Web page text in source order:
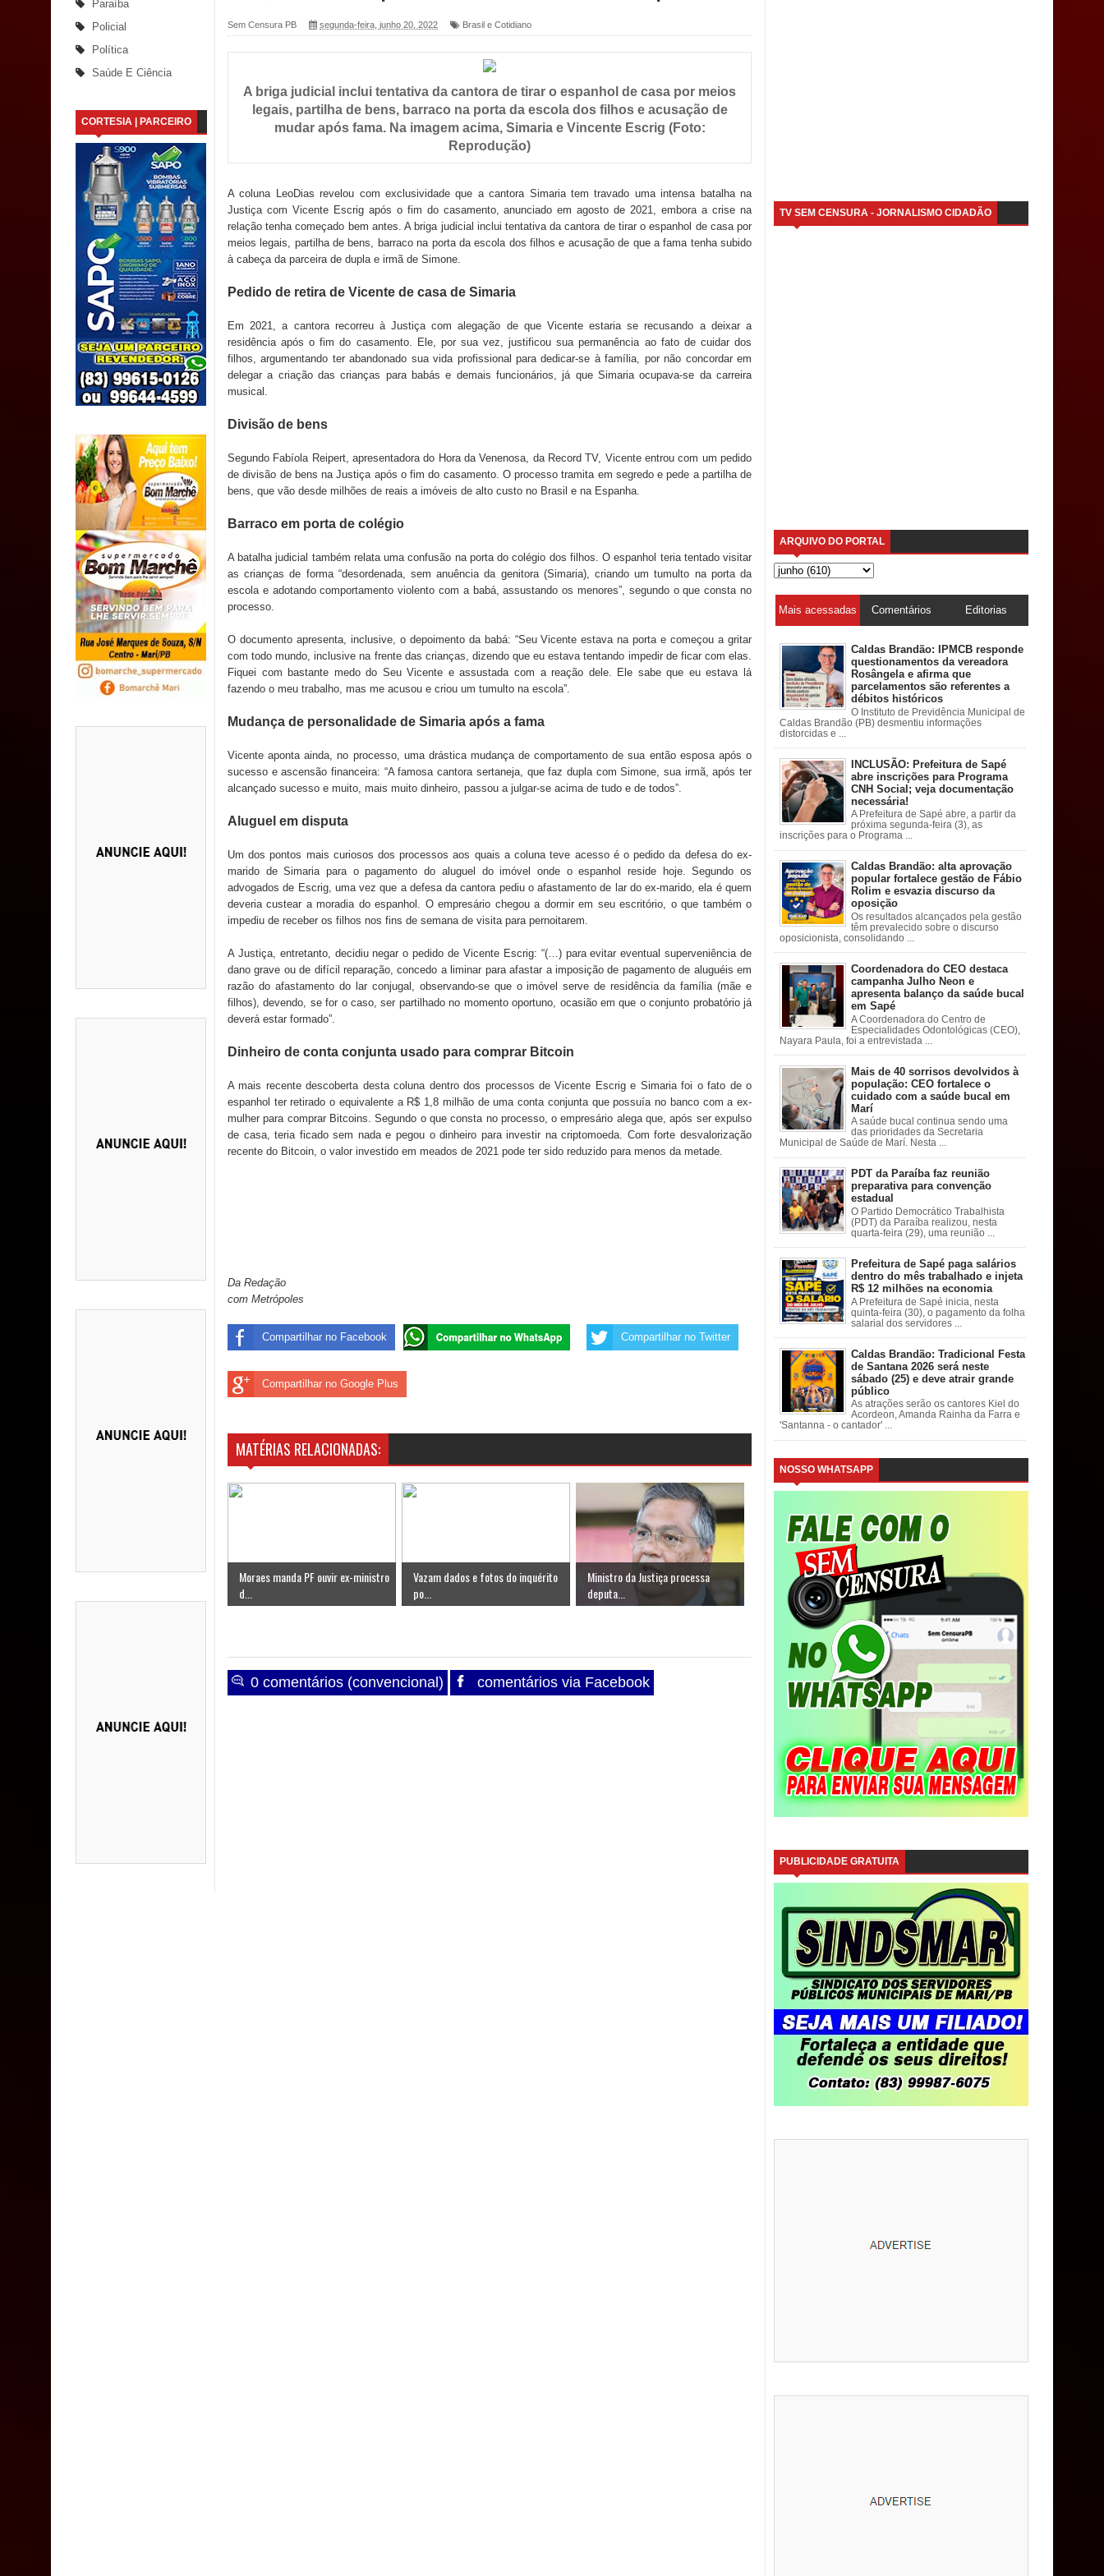
Saúde Bucal: Mais de 470 próteses dentárias já foram entregues pela Prefeitura de Sapé em 2026
Caldas Brandão: Tradicional Festa de Santana 2026 será neste sábado (25) e deve atrair grande público
Nota de pesar: Câmara de Marí lamenta a morte da ex-vereadora Neta do Sindicato
Prefeito Major Sidnei busca em Brasília recursos para nova Casa de Acolhida e CRAS de Sapé
Denise Ribeiro toma posse no Diretório Nacional do PDT durante Convenção em Brasília
Dois Gigantes da Poesia Paraibana inspiram a IV FEIRA LITERÁRIA DO BREJO em Guarabira
Vereador Davyd Matias reúne cerca de 200 lideranças em apoio à pré-candidatura de Denise Ribeiro à
Assembleia Legislativa
Mari marca presença no maior evento de saúde pública do planeta com foco na qualificação dos serviços do
SUS
MULUNGU: Servidora revela Perseguição na Gestão de Daniella Ribeiro e prática repudiável revolta
população
Caldas Brandão: IPMCB responde questionamentos da vereadora Rosângela e afirma que parcelamentos
são referentes a débitos históricos
INCLUSÃO: Prefeitura de Sapé abre inscrições para Programa CNH Social; veja documentação necessária!
Paraíba
Policial
Política
Saúde E Ciência
CORTESIA | PARCEIRO
Sem Censura PB segunda-feira, junho 20, 2022 Brasil e Cotidiano
A briga judicial inclui tentativa da cantora de tirar o espanhol de casa por meios
legais, partilha de bens, barraco na porta da escola dos filhos e acusação de
mudar após fama. Na imagem acima, Simaria e Vincente Escrig (Foto:
Reprodução)
A coluna LeoDias revelou com exclusividade que a cantora Simaria tem travado uma intensa batalha na
Justiça com Vicente Escrig após o fim do casamento, anunciado em agosto de 2021, embora a crise na
relação tenha começado bem antes. A briga judicial inclui tentativa da cantora de tirar o espanhol de casa por
meios legais, partilha de bens, barraco na porta da escola dos filhos e acusação de que a fama tenha subido
à cabeça da parceira de dupla e irmã de Simone.
Pedido de retira de Vicente de casa de Simaria
Em 2021, a cantora recorreu à Justiça com alegação de que Vicente estaria se recusando a deixar a
residência após o fim do casamento. Ele, por sua vez, justificou sua permanência ao fato de cuidar dos
filhos, argumentando ter abandonado sua vida profissional para dedicar-se à família, por não concordar em
delegar a criação das crianças para babás e demais funcionários, já que Simaria ocupava-se da carreira
musical.
Divisão de bens
Segundo Fabíola Reipert, apresentadora do Hora da Venenosa, da Record TV, Vicente entrou com um pedido
de divisão de bens na Justiça após o fim do casamento. O processo tramita em segredo e pede a partilha de
bens, que vão desde milhões de reais a imóveis de alto custo no Brasil e na Espanha.
Barraco em porta de colégio
A batalha judicial também relata uma confusão na porta do colégio dos filhos. O espanhol teria tentado visitar
as crianças de forma “desordenada, sem anuência da genitora (Simaria), criando um tumulto na porta da
escola e adotando comportamento violento com a babá, assustando os menores”, segundo o que consta no
processo.
O documento apresenta, inclusive, o depoimento da babá: “Seu Vicente estava na porta e começou a gritar
com todo mundo, inclusive na frente das crianças, dizendo que eu estava tentando impedir de ficar com elas.
Fiquei com bastante medo do Seu Vicente e assustada com a reação dele. Ele sabe que eu estava lá
fazendo o meu trabalho, mas me acusou e criou um tumulto na escola”.
Mudança de personalidade de Simaria após a fama
Vicente aponta ainda, no processo, uma drástica mudança de comportamento de sua então esposa após o
sucesso e ascensão financeira: “A famosa cantora sertaneja, que faz dupla com Simone, sua irmã, após ter
alcançado sucesso e muito, mais muito dinheiro, passou a julgar-se acima de tudo e de todos”.
Aluguel em disputa
Um dos pontos mais curiosos dos processos aos quais a coluna teve acesso é o pedido da defesa do ex-
marido de Simaria para o pagamento do aluguel do imóvel onde o espanhol reside hoje. Segundo os
advogados de Escrig, uma vez que a defesa da cantora pediu o afastamento de lar do ex-marido, ela é quem
deveria custear a moradia do espanhol. O empresário chegou a dormir em seu escritório, o que também o
impediu de receber os filhos nos fins de semana de visita para pernoitarem.
A Justiça, entretanto, decidiu negar o pedido de Vicente Escrig: “(…) para evitar eventual superveniência de
dano grave ou de difícil reparação, concedo a liminar para afastar a imposição de pagamento de aluguéis em
razão do afastamento do lar conjugal, observando-se que o imóvel serve de residência da família (mãe e
filhos), devendo, se for o caso, ser partilhado no momento oportuno, ocasião em que o conjunto probatório já
deverá estar formado”.
Dinheiro de conta conjunta usado para comprar Bitcoin
A mais recente descoberta desta coluna dentro dos processos de Vicente Escrig e Simaria foi o fato de o
espanhol ter retirado o equivalente a R$ 1,8 milhão de uma conta conjunta que possuía no banco com a ex-
mulher para comprar Bitcoins. Segundo o que consta no processo, o empresário alega que, após ser expulso
de casa, teria ficado sem nada e pegou o dinheiro para investir na criptomoeda. Com forte desvalorização
recente do Bitcoin, o valor investido em meados de 2021 pode ter sido reduzido para menos da metade.
Da Redação
com Metrópoles
Compartilhar no Facebook Compartilhar no Twitter
Compartilhar no Google Plus
MATÉRIAS RELACIONADAS:
Moraes manda PF ouvir ex-ministro
d...
Vazam dados e fotos do inquérito
po...
Ministro da Justiça processa
deputa...
0 comentários (convencional) comentários via Facebook
TV SEM CENSURA - JORNALISMO CIDADÃO
ARQUIVO DO PORTAL
Mais acessadas Comentários Editorias
Caldas Brandão: IPMCB responde
questionamentos da vereadora
Rosângela e afirma que
parcelamentos são referentes a
débitos históricos
O Instituto de Previdência Municipal de
Caldas Brandão (PB) desmentiu informações
distorcidas e ...
INCLUSÃO: Prefeitura de Sapé
abre inscrições para Programa
CNH Social; veja documentação
necessária!
A Prefeitura de Sapé abre, a partir da
próxima segunda-feira (3), as
inscrições para o Programa ...
Caldas Brandão: alta aprovação
popular fortalece gestão de Fábio
Rolim e esvazia discurso da
oposição
Os resultados alcançados pela gestão
têm prevalecido sobre o discurso
oposicionista, consolidando ...
Coordenadora do CEO destaca
campanha Julho Neon e
apresenta balanço da saúde bucal
em Sapé
A Coordenadora do Centro de
Especialidades Odontológicas (CEO),
Nayara Paula, foi a entrevistada ...
Mais de 40 sorrisos devolvidos à
população: CEO fortalece o
cuidado com a saúde bucal em
Marí
A saúde bucal continua sendo uma
das prioridades da Secretaria
Municipal de Saúde de Marí. Nesta ...
PDT da Paraíba faz reunião
preparativa para convenção
estadual
O Partido Democrático Trabalhista
(PDT) da Paraíba realizou, nesta
quarta-feira (29), uma reunião ...
Prefeitura de Sapé paga salários
dentro do mês trabalhado e injeta
R$ 12 milhões na economia
A Prefeitura de Sapé inicia, nesta
quinta-feira (30), o pagamento da folha
salarial dos servidores ...
Caldas Brandão: Tradicional Festa
de Santana 2026 será neste
sábado (25) e deve atrair grande
público
As atrações serão os cantores Kiel do
Acordeon, Amanda Rainha da Farra e
'Santanna - o cantador' ...
NOSSO WHATSAPP
PUBLICIDADE GRATUITA